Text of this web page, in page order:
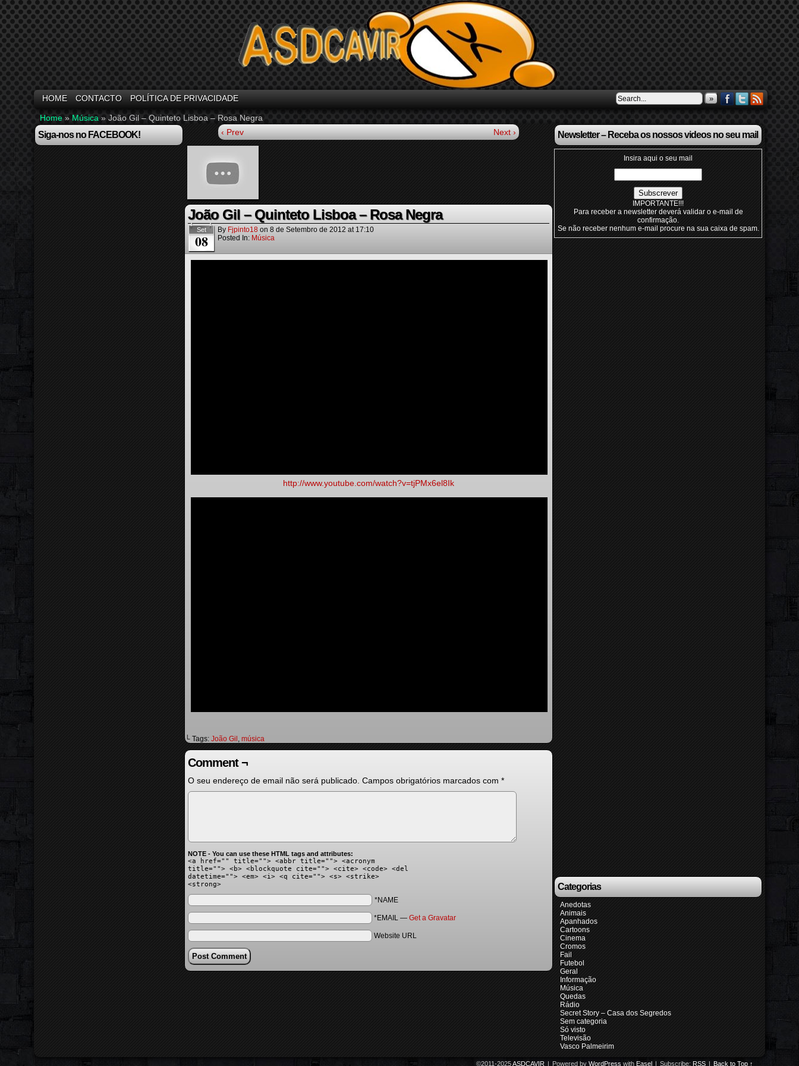
HOME CONTACTO POLÍTICA DE PRIVACIDADE »
Home » Música » João Gil – Quinteto Lisboa – Rosa Negra
Siga-nos no FACEBOOK! ‹ Prev Next ›
João Gil – Quinteto Lisboa – Rosa Negra
Set
08
By Fjpinto18 on 8 de Setembro de 2012 at 17:10
Posted In: Música
http://www.youtube.com/watch?v=tjPMx6el8Ik
└ Tags: João Gil , música
Comment ¬
O seu endereço de email não será publicado. Campos obrigatórios marcados com *
NOTE - You can use these HTML tags and attributes:
<a href="" title=""> <abbr title=""> <acronym
title=""> <b> <blockquote cite=""> <cite> <code> <del
datetime=""> <em> <i> <q cite=""> <s> <strike>
<strong>
*NAME
*EMAIL — Get a Gravatar
Website URL
Newsletter – Receba os nossos videos no seu mail
Insira aqui o seu mail
IMPORTANTE!!!
Para receber a newsletter deverá validar o e-mail de
confirmação.
Se não receber nenhum e-mail procure na sua caixa de spam.
Categorias
Anedotas
Animais
Apanhados
Cartoons
Cinema
Cromos
Fail
Futebol
Geral
Informação
Música
Quedas
Rádio
Secret Story – Casa dos Segredos
Sem categoria
Só visto
Televisão
Vasco Palmeirim
©2011-2025ASDCAVIR | Powered by WordPress with Easel | Subscribe: RSS | Back to Top ↑